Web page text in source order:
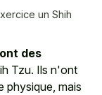
un Shih
des
Tzu. Ils n'ont
physique, mais